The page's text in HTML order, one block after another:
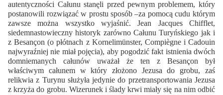
autentyczności Całunu stanęli przed pewnym problemem, który
postanowili rozwiązać w prostu sposób –za pomocą cudu którym
zawsze można wszystko wyjaśnić. Jean Jacques Chifflet,
siedemnastowieczny historyk zarówno Całunu Turyńskiego jak i
z Besançon (o płótnach z Kornelimünster, Compiègne i Cadouin
najwyraźniej nie miał pojęcia), aby pogodzić fakt istnienia dwóch
domniemanych całunów uważał że ten z Besançon był
właściwym całunem w który złożono Jezusa do grobu, zaś
relikwia z Turynu służyła jedynie do przetransportowania Jezusa
z krzyża do grobu. Wizerunek i ślady krwi miały się na nim odbić